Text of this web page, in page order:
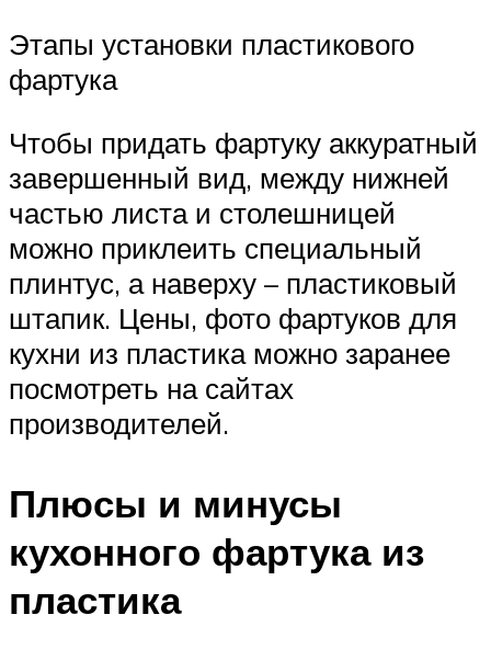
Этапы установки пластикового
фартука
Чтобы придать фартуку аккуратный
завершенный вид, между нижней
частью листа и столешницей
можно приклеить специальный
плинтус, а наверху – пластиковый
штапик. Цены, фото фартуков для
кухни из пластика можно заранее
посмотреть на сайтах
производителей.
Плюсы и минусы
кухонного фартука из
пластика